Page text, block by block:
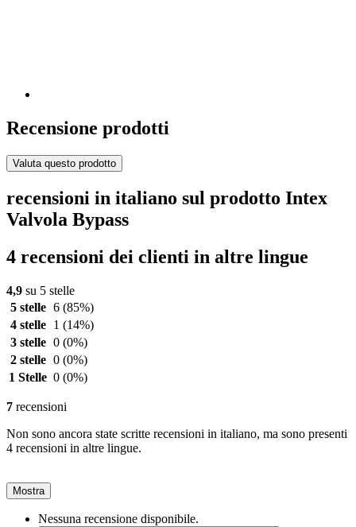
Recensione prodotti
Valuta questo prodotto
recensioni in italiano sul prodotto Intex
Valvola Bypass
4 recensioni dei clienti in altre lingue
4,9 su 5 stelle
5 stelle 6 (85%)
4 stelle
1 (14%)
3 stelle 0 (0%)
2 stelle 0 (0%)
1 Stelle 0 (0%)
7 recensioni
Non sono ancora state scritte recensioni in italiano, ma sono presenti
4 recensioni in altre lingue.
Mostra
Nessuna recensione disponibile.